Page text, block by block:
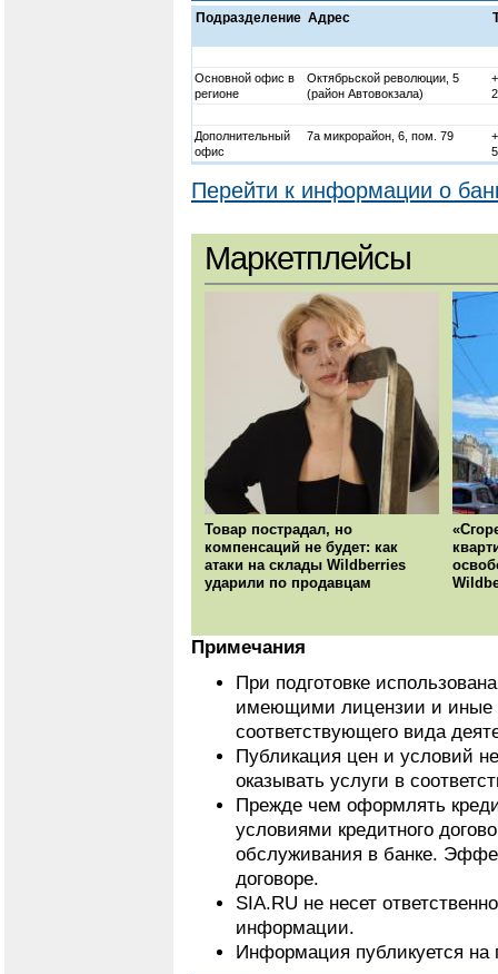
Подразделение Адрес
Основной офис в
регионе
Октябрьской революции, 5
(район Автовокзала)
Дополнительный
офис
7а микрорайон, 6, пом. 79
Перейти к информации о
Маркетплейсы
Товар пострадал, но
компенсаций не будет: как
атаки на склады Wildberries
ударили по продавцам
Примечания
При подготовке
имеющими лицензии и иные
соответствующего вида
Публикация цен и условий
оказывать услуги в
Прежде чем оформлять
условиями кредитного
обслуживания в банке.
договоре.
SIA.RU не несет
информации.
Информация публикуется на